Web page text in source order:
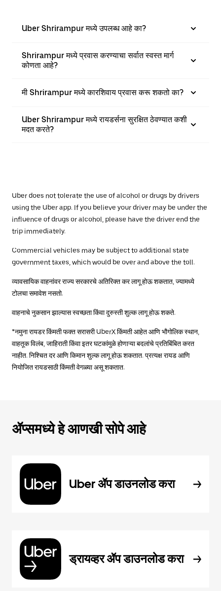
Uber Shrirampur मध्ये उपलब्ध आहे का?
Shrirampur मध्ये प्रवास करण्याचा सर्वात स्वस्त मार्ग
कोणता आहे?
मी Shrirampur मध्ये कारशिवाय प्रवास करू शकतो का?
Uber Shrirampur मध्ये रायडर्सना सुरक्षित ठेवण्यात कशी
मदत करते?
Uber does not tolerate the use of alcohol or drugs by drivers
using the Uber app. If you believe your driver may be under the
influence of drugs or alcohol, please have the driver end the
trip immediately.
Commercial vehicles may be subject to additional state
government taxes, which would be over and above the toll.
व्यावसायिक वाहनांवर राज्य सरकारचे अतिरिक्त कर लागू होऊ शकतात, ज्यामध्ये
टोलचा समावेश नसतो.
वाहनाचे नुकसान झाल्यास स्वच्छता किंवा दुरुस्ती शुल्क लागू होऊ शकते.
*नमुना रायडर किंमती फक्त सरासरी UberX किंमती आहेत आणि भौगोलिक स्थान,
वाहतूक विलंब, जाहिराती किंवा इतर घटकांमुळे होणाऱ्या बदलांचे प्रतिबिंबित करत
नाहीत. निश्चित दर आणि किमान शुल्क लागू होऊ शकतात. प्रत्यक्ष रायड आणि
नियोजित रायडसाठी किंमती वेगळ्या असू शकतात.
ॲप्समध्ये हे आणखी सोपे आहे
Uber ॲप डाउनलोड करा
ड्रायव्हर ॲप डाउनलोड करा